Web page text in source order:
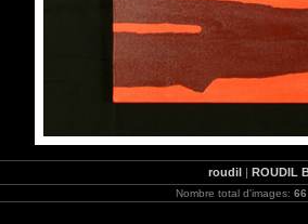
roudil | ROUDIL
Nombre total d'images: 66